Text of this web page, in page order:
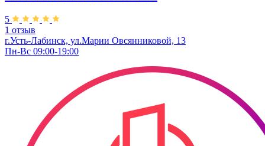
5
1 отзыв
г.Усть-Лабинск, ул.​Марии Овсянниковой, 13
Пн-Вс 09:00-19:00